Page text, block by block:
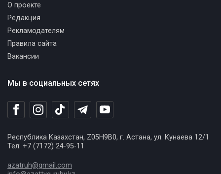
Мы в социальных сетях
Республика Казахстан, Z05H9B0, г. Астана, ул. Кунаева 12/1
Тел: +7 (7172) 24-95-11
azatruh@gmail.com
О проекте
Редакция
Рекламодателям
Правила сайта
Вакансии